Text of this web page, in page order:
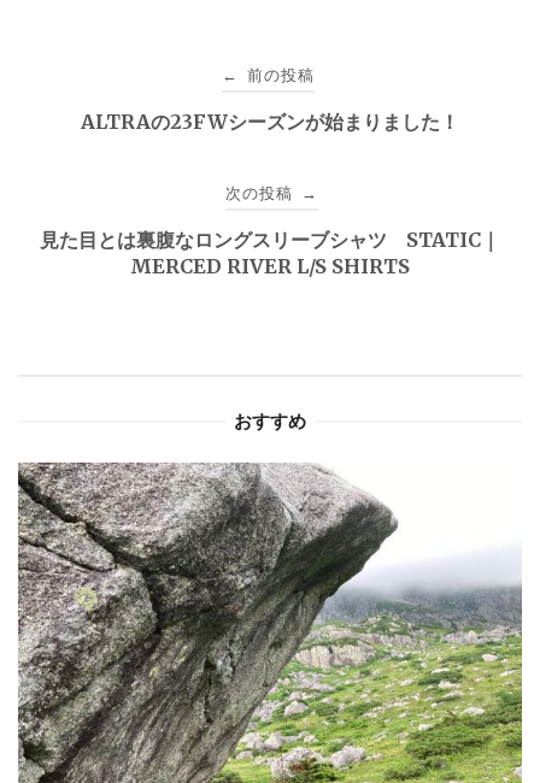
ゲ
ン
← 前の投稿
ALTRAの23FWシーズンが始まりました！
次の投稿 →
見た目とは裏腹なロングスリーブシャツ STATIC｜
MERCED RIVER L/S SHIRTS
おすすめ